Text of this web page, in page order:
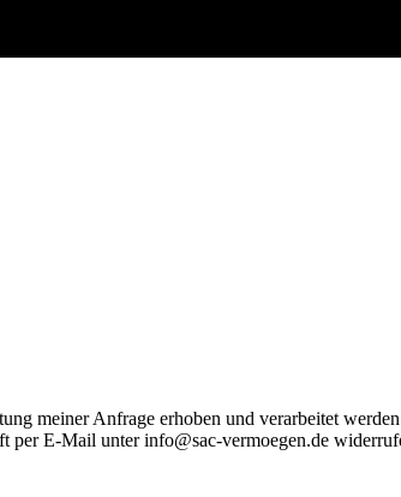
meiner Anfrage erhoben und verarbeitet
E-Mail unter info@sac-vermoegen.de